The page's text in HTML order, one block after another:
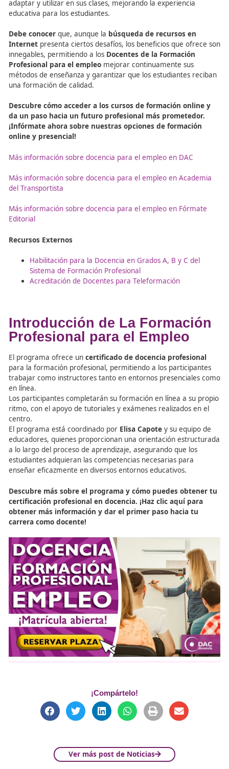
Certificados y
para los Docentes en la
Formación Profesional
Empleo
Para obtener elCertificado de Docente de la
Empleo, los docentes deben demostrar que están
para utilizar adecuadamente las herramientas digitales
recursos educativos en línea. EstosCertificados de
Profesionalidad de la docencia para el empleo
para aquellos que desean enseñar en plataformas de
Conclusión: El Futuro de la
Docencia Profesional en la
Empleo
Profesional para el empleo , ya que les permite
materiales actualizados y de calidad que enriquecen su
pedagógica. Plataformas comoEducaweb,YouTube
SciELO
proporcionan a los docentes recursos que
adaptar y utilizar en sus clases, mejorando la
educativa para los estudiantes.
Debe conocerque, aunque labúsqueda de recursos
Internetpresenta ciertos desafíos, los beneficios que
innegables, permitiendo a losDocentes de la
Profesional para el empleomejorar continuamente sus
métodos de enseñanza y garantizar que los estudiantes
una formación de calidad.
Descubre cómo acceder a los cursos de formación
da un paso hacia un futuro profesional más
¡Infórmate ahora sobre nuestras opciones de
online y presencial!
Más información sobre docencia para el empleo en DAC
Más información sobre docencia para el empleo en
del Transportista
Más información sobre docencia para el empleo en
Editorial
Recursos Externos
Acreditación de Docentes para Teleformación
Introducción de La
Profesional para el Empleo